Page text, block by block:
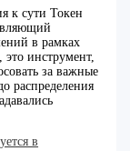
к сути Токен
в рамках
инструмент,
за важные
распределения
в